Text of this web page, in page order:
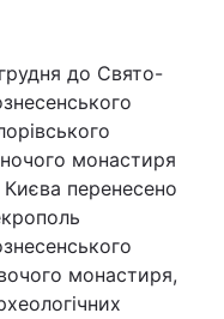
до Свято-
монастиря
перенесено
монастиря,